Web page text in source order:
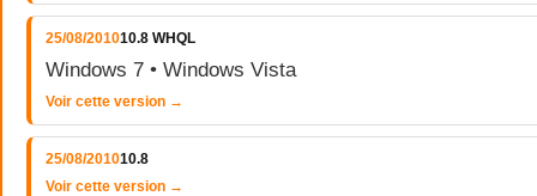
25/08/201010.8 WHQL
Windows 7 • Windows Vista
Voir cette version →
25/08/201010.8
Voir cette version →